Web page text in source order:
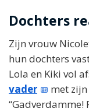
Dochters
Zijn vrouw
hun dochters
Lola en Kiki vol
vader
met
“Gadverdamme!